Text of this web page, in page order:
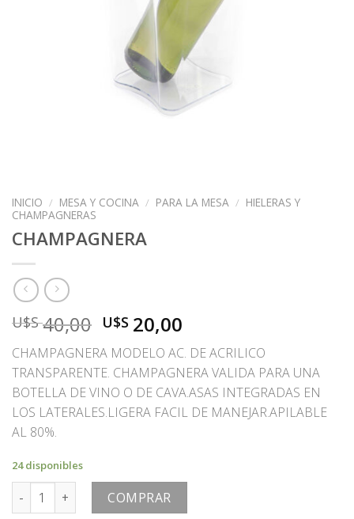
INICIO / MESA Y COCINA / PARA LA MESA / HIELERAS Y
CHAMPAGNERAS
CHAMPAGNERA
U$S40,00 El
precio
original
era:
U$S
40,00.
U$S 20,00
precio
actual
es:
U$S
20,00.
CHAMPAGNERA MODELO AC. DE ACRILICO
TRANSPARENTE. CHAMPAGNERA VALIDA PARA UNA
BOTELLA DE VINO O DE CAVA.ASAS INTEGRADAS EN
LOS LATERALES.LIGERA FACIL DE MANEJAR.APILABLE
AL 80%.
24 disponibles
CHAMPAGNERA cantidad
COMPRAR